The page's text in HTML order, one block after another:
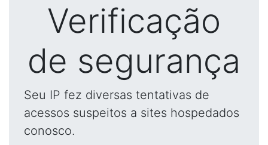
Verificação
de segurança
Seu IP fez diversas tentativas de
acessos suspeitos a sites hospedados
conosco.